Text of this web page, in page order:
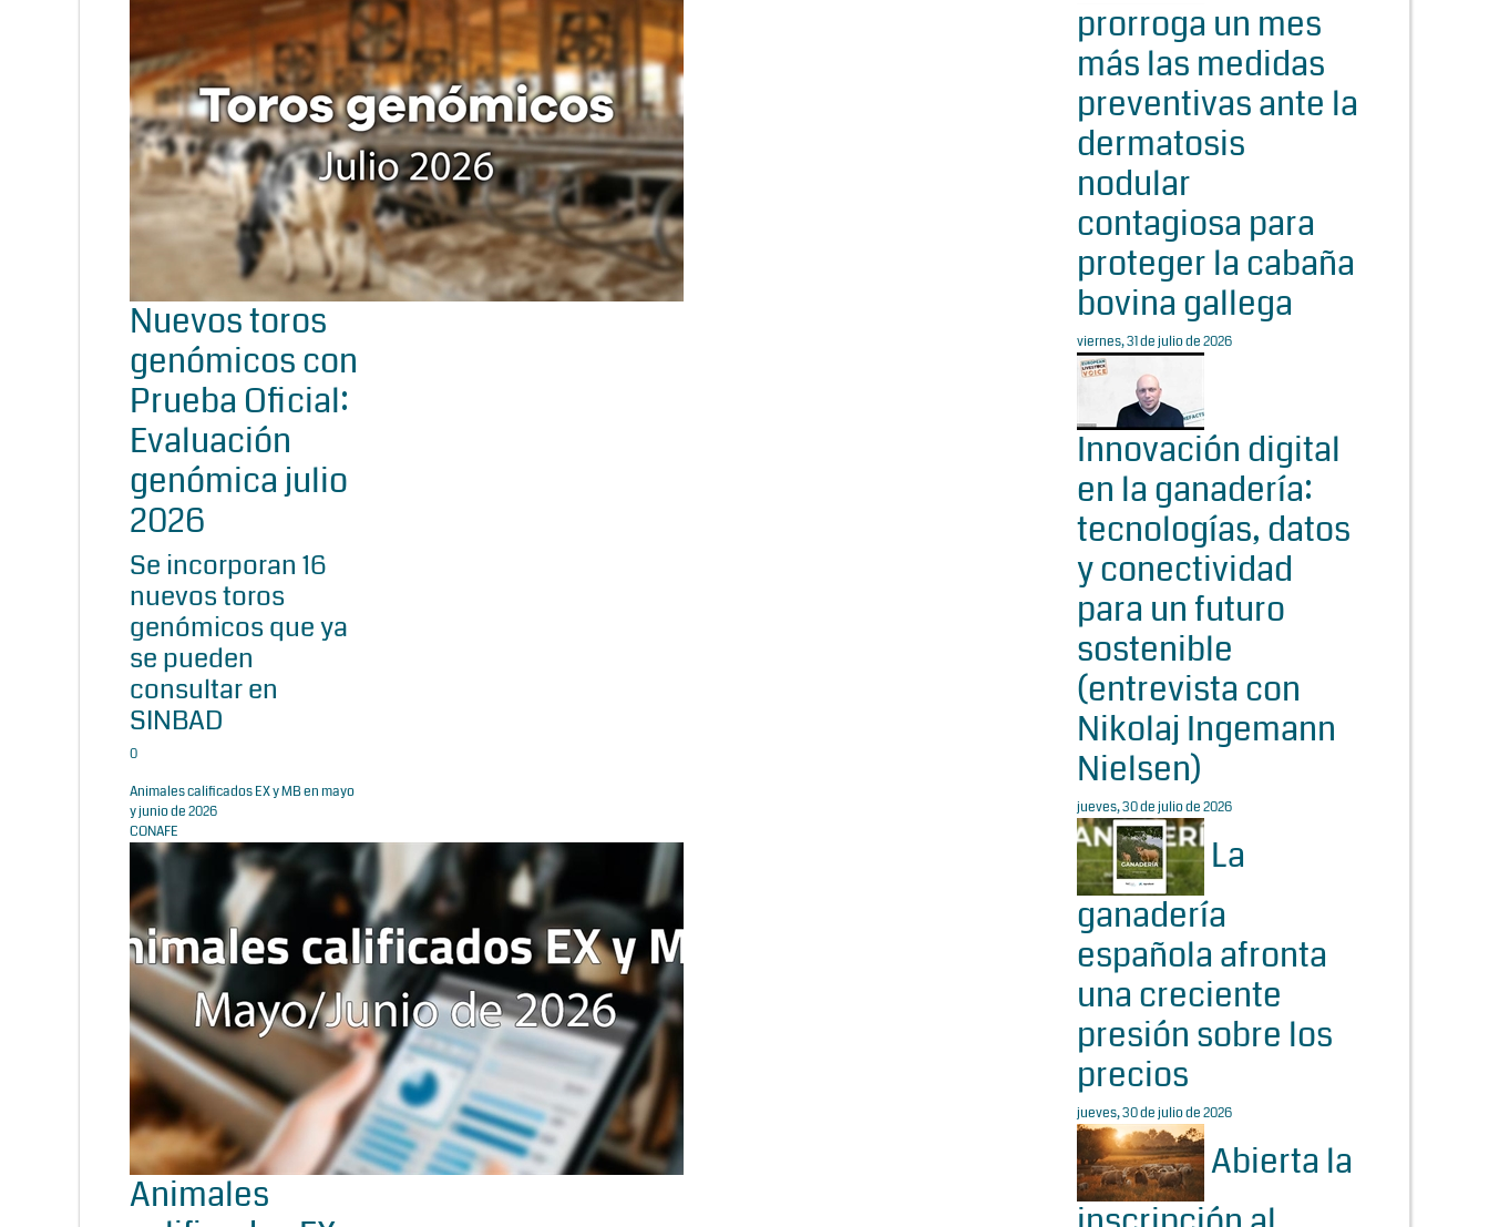
Nuevos toros
genómicos con
Prueba Oficial:
Evaluación
genómica julio
2026
Se incorporan 16
nuevos toros
genómicos que ya
se pueden
consultar en
SINBAD
0
Animales calificados EX y MB en mayo
y junio de 2026
CONAFE
Animales
prorroga un mes
más las medidas
preventivas ante la
dermatosis
nodular
contagiosa para
proteger la cabaña
bovina gallega
viernes, 31 de julio de 2026
Innovación digital
en la ganadería:
tecnologías, datos
y conectividad
para un futuro
sostenible
(entrevista con
Nikolaj Ingemann
Nielsen)
jueves, 30 de julio de 2026
La
ganadería
española afronta
una creciente
presión sobre los
precios
jueves, 30 de julio de 2026
Abierta la